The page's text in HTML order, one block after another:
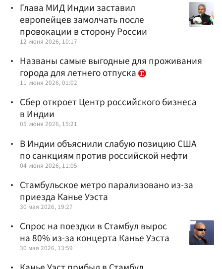
Глава МИД Индии заставил
европейцев замолчать после
провокации в сторону России
12 июня 2026, 10:17
Названы самые выгодные для проживания
города для летнего отпуска
11 июня 2026, 01:02
Сбер откроет Центр российского бизнеса
в Индии
05 июня 2026, 15:21
В Индии объяснили слабую позицию США
по санкциям против российской нефти
04 июня 2026, 11:05
Стамбульское метро парализовано из-за
приезда Канье Уэста
30 мая 2026, 19:27
Спрос на поездки в Стамбул вырос
на 80% из-за концерта Канье Уэста
30 мая 2026, 13:59